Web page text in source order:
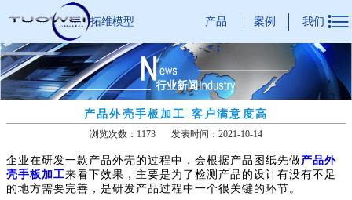
拓维模型 产品 案例 我们 
产品外壳手板加工-客户满意度高
浏览次数：1173 发表时间：2021-10-14
企业在研发一款产品外壳的过程中，会根据产品图纸先做产品外
壳手板加工来看下效果，主要是为了检测产品的设计有没有不足
的地方需要完善，是研发产品过程中一个很关键的环节。